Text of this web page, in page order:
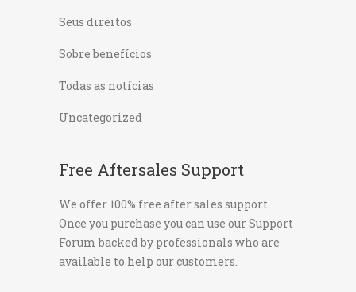
Seus direitos
Sobre benefícios
Todas as notícias
Uncategorized
Free Aftersales Support
We offer 100% free after sales support.
Once you purchase you can use ourSupport
Forumbacked by professionals who are
available to help our customers.